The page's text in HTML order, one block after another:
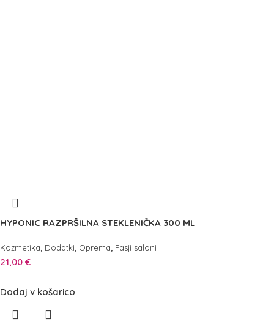
HYPONIC RAZPRŠILNA STEKLENIČKA 300 ML
Kozmetika Dodatki Oprema Pasji saloni
21,00 €
Dodaj v košarico